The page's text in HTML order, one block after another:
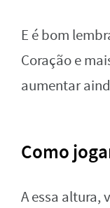
E é bom
Coração e
aumentar
Como
A essa altura,